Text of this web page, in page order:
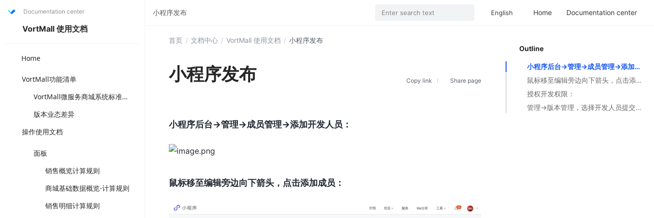
Documentation center
VortMall 使用文档
Home
VortMall功能清单
VortMall微服务商城系统标准版功能清单（打“✅”为套餐固定功能，可直接选用成熟方案，“可选配”为可另升级叠加版本功能，注店铺体系与门店体系为互斥功能体系）
版本业态差异
操作使用文档
面板
销售概览计算规则
商城基础数据概览-计算规则
销售明细计算规则
首页 / 文档中心 / VortMall 使用文档 / 小程序发布
小程序发布 Copy link Share page
小程序后台->管理->成员管理->添加开发人员：
鼠标移至编辑旁边向下箭头，点击添加成员：
小程序发布 Enter search text English Home Documentation center
Outline
小程序后台->管理->成员管理->添加开发人员：
鼠标移至编辑旁边向下箭头，点击添加成员：
授权开发权限：
管理->版本管理，选择开发人员提交的开发版本，提交审核：